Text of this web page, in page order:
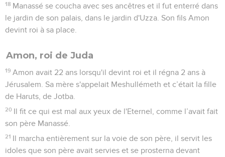
18 Manassé se coucha avec ses ancêtres et il fut enterré dans
le jardin de son palais, dans le jardin d'Uzza. Son fils Amon
devint roi à sa place.
Amon, roi de Juda
19 Amon avait 22 ans lorsqu'il devint roi et il régna 2 ans à
Jérusalem. Sa mère s'appelait Meshullémeth et c’était la fille
de Haruts, de Jotba.
20 Il fit ce qui est mal aux yeux de l'Eternel, comme l’avait fait
son père Manassé.
21 Il marcha entièrement sur la voie de son père, il servit les
idoles que son père avait servies et se prosterna devant